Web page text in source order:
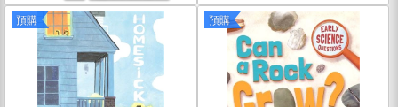
預購 預購